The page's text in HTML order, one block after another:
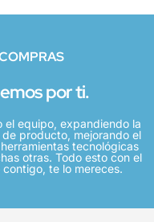
por ti.
el equipo, expandiendo la
producto, mejorando el
tecnológicas
otras. Todo esto con el
te lo mereces.